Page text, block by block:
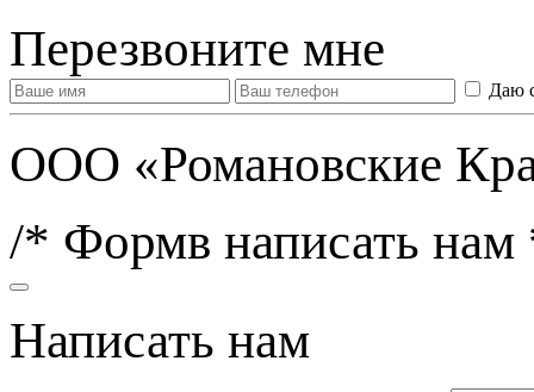
Перезвоните мне
Даю
ООО «Романовские
/* Формв написать нам
Написать нам